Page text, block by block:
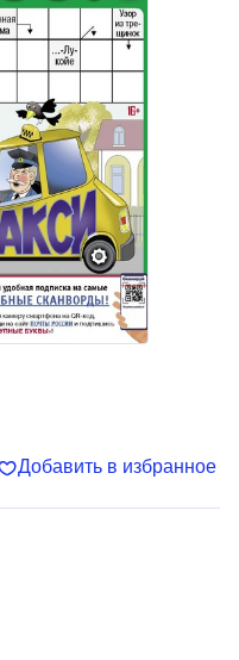
Добавить в избранное